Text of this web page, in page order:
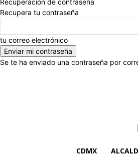
Recuperación de contraseña
Recupera tu contraseña
tu correo electrónico
Se te ha enviado una contraseña por
CDMX